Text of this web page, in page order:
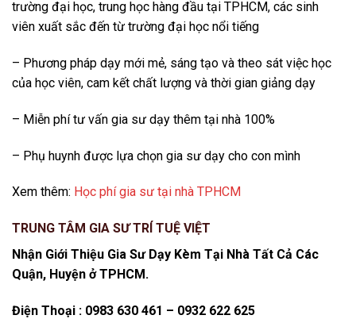
trường đại học, trung học hàng đầu tại TPHCM, các sinh
viên xuất sắc đến từ trường đại học nổi tiếng
– Phương pháp dạy mới mẻ, sáng tạo và theo sát việc học
của học viên, cam kết chất lượng và thời gian giảng dạy
– Miễn phí tư vấn gia sư dạy thêm tại nhà 100%
– Phụ huynh được lựa chọn gia sư dạy cho con mình
Xem thêm: Học phí gia sư tại nhà TPHCM
TRUNG TÂM GIA SƯ TRÍ TUỆ VIỆT
Nhận Giới Thiệu Gia Sư Dạy Kèm Tại Nhà Tất Cả Các
Quận, Huyện ở TPHCM.
Điện Thoại : 0983 630 461 – 0932 622 625